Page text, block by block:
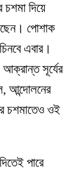
চশমা দিয়ে
পোশাক
এবার।
সূর্যের
আন্দোলনের
চশমাতেও ওই
পারে